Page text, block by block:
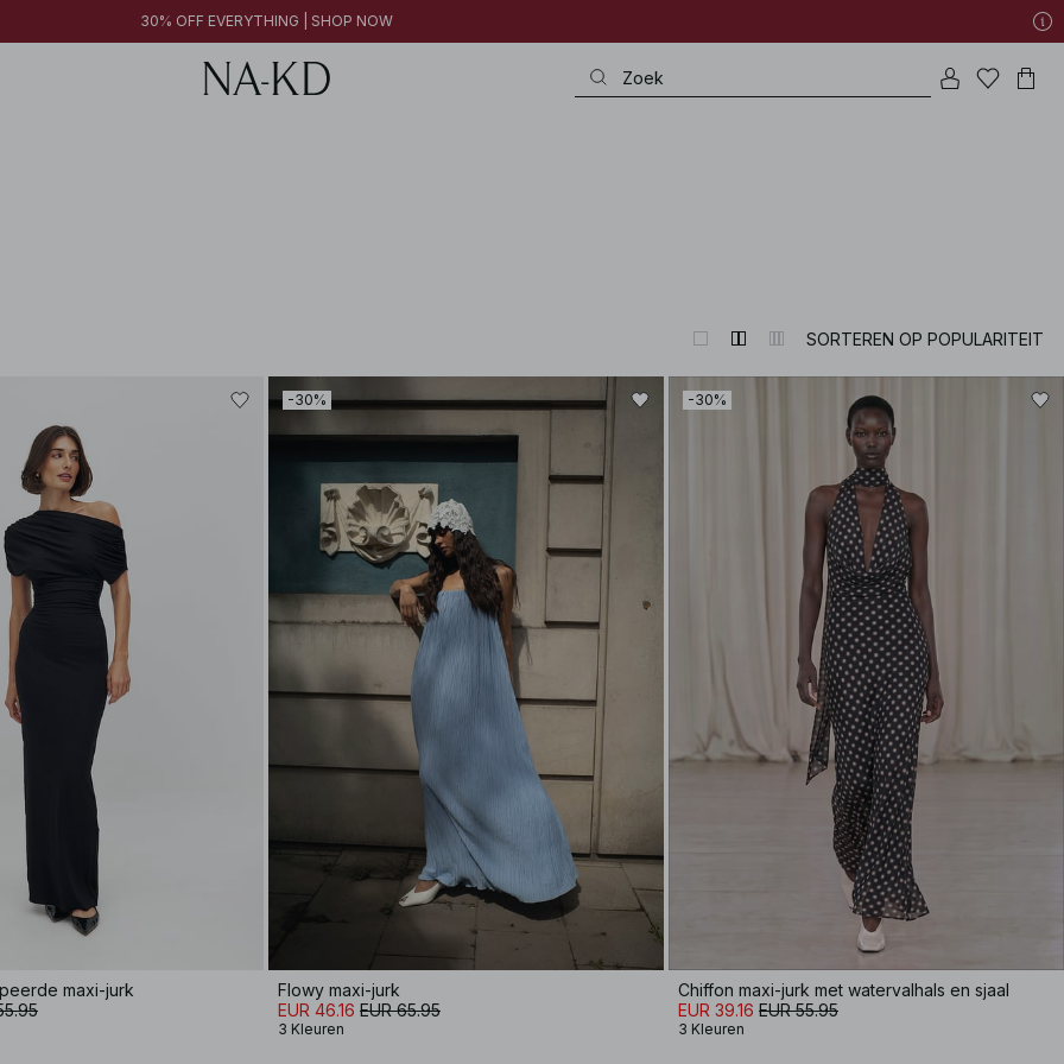
30% OFF EVERYTHING | SHOP NOW
SORTEREN OP POPULARITEIT
maxi-jurk
-30%
Flowy maxi-jurk
EUR 46.16 EUR 65.95
3 Kleuren
-30%
Chiffon maxi-jurk met watervalhals en sjaal
EUR 39.16 EUR 55.95
3 Kleuren